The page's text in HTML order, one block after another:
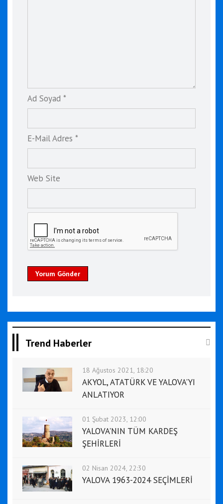
Ad Soyad *
E-Mail Adres *
Web Site
Yorum Gönder
Trend Haberler
18 Ağustos 2021, 18:20
AKYOL, ATATÜRK VE YALOVA'YI
ANLATIYOR
01 Şubat 2023, 12:00
YALOVA'NIN TÜM KARDEŞ
ŞEHİRLERİ
02 Nisan 2024, 22:30
YALOVA 1963-2024 SEÇİMLERİ